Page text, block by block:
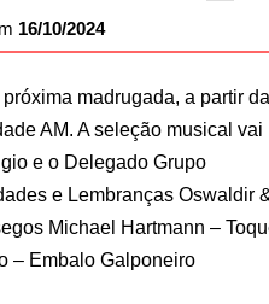
16/10/2024
madrugada, a partir
AM. A seleção musical vai
e o Delegado Grupo
e Lembranças Oswaldir
Michael Hartmann –
– Embalo Galponeiro